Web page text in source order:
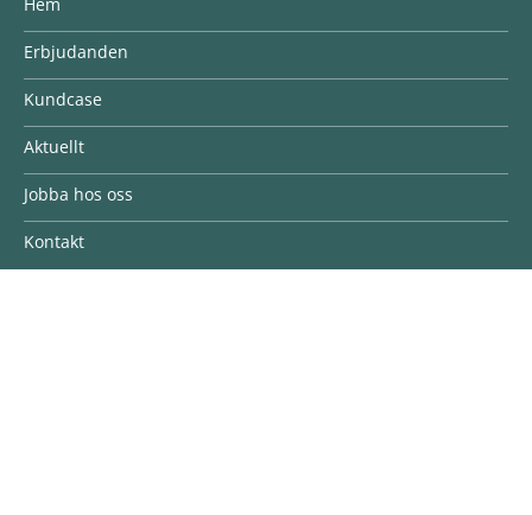
Erbjudanden
Kundcase
Aktuellt
Jobba hos oss
Kontakt